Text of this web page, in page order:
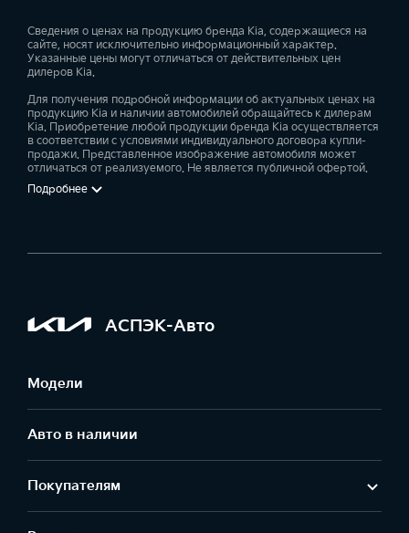
Сведения о ценах на продукцию бренда Kia, содержащиеся на
сайте, носят исключительно информационный характер.
Указанные цены могут отличаться от действительных цен
дилеров Kia.
Для получения подробной информации об актуальных ценах на
продукцию Kia и наличии автомобилей обращайтесь к дилерам
Kia. Приобретение любой продукции бренда Kia осуществляется
в соответствии с условиями индивидуального договора купли-
продажи. Представленное изображение автомобиля может
отличаться от реализуемого. Не является публичной офертой.
Подробнее
АСПЭК-Авто
Модели
Авто в наличии
Покупателям